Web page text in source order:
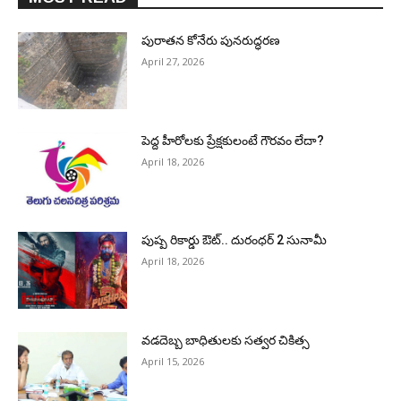
పురాత‌న కోనేరు పున‌రుద్ధ‌ర‌ణ
April 27, 2026
పెద్ద హీరోల‌కు ప్రేక్ష‌కులంటే గౌర‌వం లేదా?
April 18, 2026
పుష్ప రికార్డు ఔట్‌.. దురంధ‌ర్ 2 సునామీ
April 18, 2026
వడదెబ్బ బాధితులకు సత్వర చికిత్స
April 15, 2026